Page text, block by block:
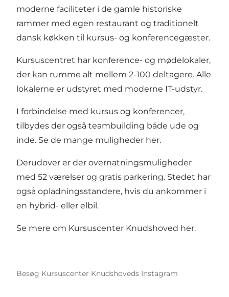
moderne faciliteter i de gamle historiske
rammer med egen restaurant og traditionelt
dansk køkken til kursus- og konferencegæster.
Kursuscentret har konference- og mødelokaler,
der kan rumme alt mellem 2-100 deltagere. Alle
lokalerne er udstyret med moderne IT-udstyr.
I forbindelse med kursus og konferencer,
tilbydes der også teambuilding både ude og
inde. Se de mange muligheder her.
Derudover er der overnatningsmuligheder
med 52 værelser og gratis parkering. Stedet har
også opladningsstandere, hvis du ankommer i
en hybrid- eller elbil.
Se mere om Kursuscenter Knudshoved her.
Besøg Kursuscenter Knudshoveds Instagram